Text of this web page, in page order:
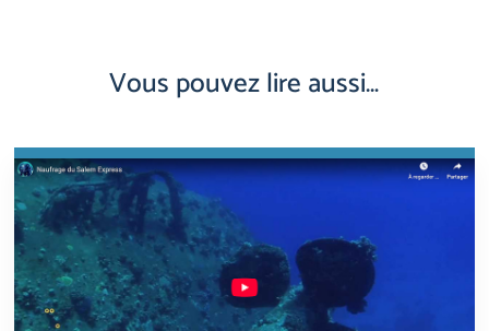
Vous pouvez lire aussi…